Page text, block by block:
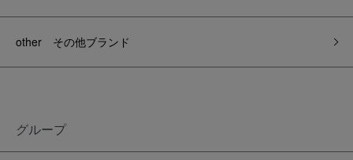
other その他ブランド
グループ